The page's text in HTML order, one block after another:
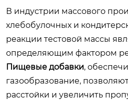
В индустрии массового
хлебобулочных и
реакции тестовой массы
определяющим фактором
Пищевые добавки,
газообразование,
расстойки и увеличить